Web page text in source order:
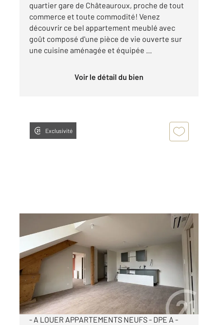
quartier gare de Châteauroux, proche de tout
commerce et toute commodité! Venez
découvrir ce bel appartement meublé avec
goût composé d'une pièce de vie ouverte sur
une cuisine aménagée et équipée ...
Voir le détail du bien
Exclusivité
CHATEAUROUX 36
67,91 m
, 3 pièces
Ref : 10201
Appartement T3 à louer
935 €
par mois charges comprises
- A LOUER APPARTEMENTS NEUFS - DPE A -